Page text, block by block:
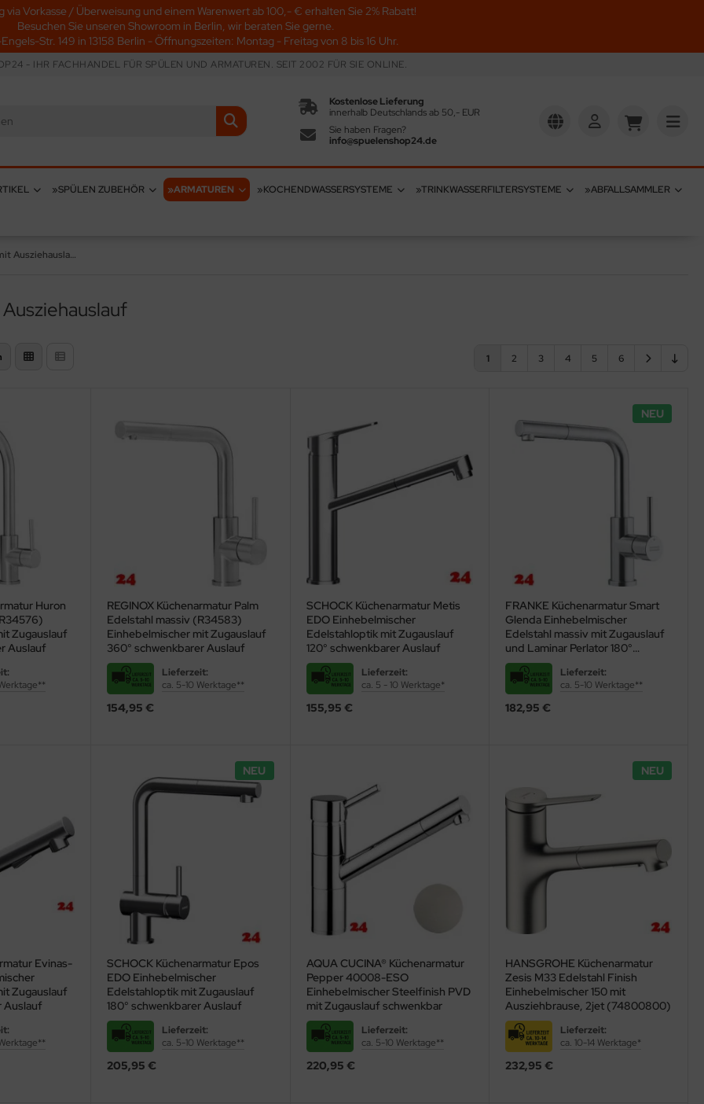
via Vorkasse / Überweisung und einem Warenwert ab 100,- € erhalten Sie 2% Rabatt!
Besuchen Sie unseren Showroom in Berlin, wir beraten Sie gerne.
Str. 149 in 13158 Berlin - Öffnungszeiten: Montag - Freitag von 8 bis 16 Uhr.
- IHR FACHHANDEL FÜR SPÜLEN UND ARMATUREN. SEIT 2002 FÜR SIE ONLINE.
Kostenlose Lieferung
innerhalb Deutschlands ab 50,- EUR
Sie haben Fragen?
info@spuelenshop24.de
»SPÜLEN ZUBEHÖR »ARMATUREN »KOCHENDWASSERSYSTEME »TRINKWASSERFILTERSYSTEME
»ABFALLSAMMLER
Edelstahl mit Ausziehauslauf
1 2 3 4 5 6
Huron
Zugauslauf
Auslauf
REGINOX Küchenarmatur Palm
Edelstahl massiv (R34583)
Einhebelmischer mit Zugauslauf
360° schwenkbarer Auslauf
Lieferzeit:
ca. 5-10 Werktage**
154,95 €
SCHOCK Küchenarmatur Metis
EDO Einhebelmischer
Edelstahloptik mit Zugauslauf
120° schwenkbarer Auslauf
Lieferzeit:
ca. 5 - 10 Werktage*
155,95 €
NEU
FRANKE Küchenarmatur Smart
Glenda Einhebelmischer
Edelstahl massiv mit Zugauslauf
und Laminar Perlator 180°
schwenkbarer Auslauf
(115.0706.986)Lieferzeit:
ca. 5-10 Werktage**
182,95 €
Evinas-
Zugauslauf
Auslauf
NEU
SCHOCK Küchenarmatur Epos
EDO Einhebelmischer
Edelstahloptik mit Zugauslauf
180° schwenkbarer Auslauf
Lieferzeit:
ca. 5-10 Werktage**
205,95 €
AQUA CUCINA® Küchenarmatur
Pepper 40008-ESO
Einhebelmischer Steelfinish PVD
mit Zugauslauf schwenkbar
Lieferzeit:
ca. 5-10 Werktage**
220,95 €
NEU
HANSGROHE Küchenarmatur
Zesis M33 Edelstahl Finish
Einhebelmischer 150 mit
Ausziehbrause, 2jet (74800800)
Lieferzeit:
ca. 10-14 Werktage*
232,95 €